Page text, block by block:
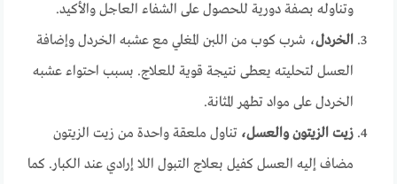
وتناوله بصفة دورية للحصول على الشفاء العاجل والأكيد.
الخردل، شرب كوب من اللبن المغلي مع عشبه الخردل وإضافة
العسل لتحليته يعطى نتيجة قوية للعلاج. بسبب احتواء عشبه
الخردل على مواد تطهر المثانة.
زيت الزيتون والعسل،تناول ملعقة واحدة من زيت الزيتون
مضاف إليه العسل كفيل بعلاج التبول اللا إرادي عند الكبار. كما